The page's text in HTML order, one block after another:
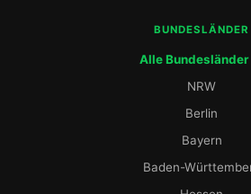
BUNDESLÄNDER
Alle
NRW
Berlin
Bayern
Baden-